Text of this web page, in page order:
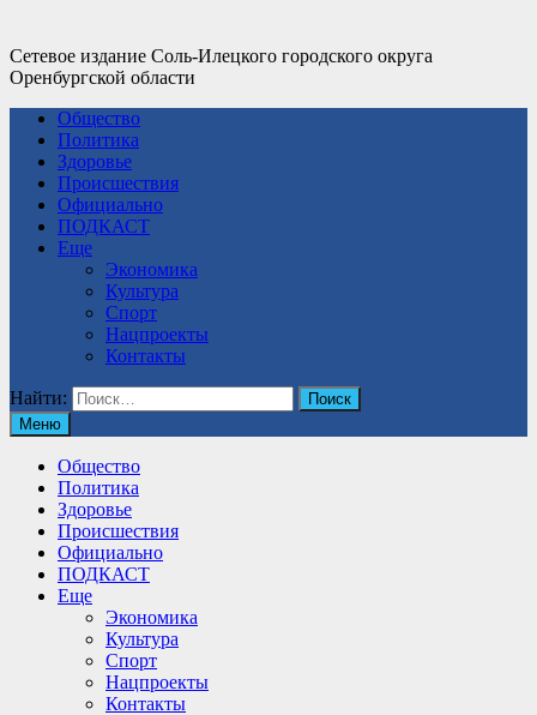
Сетевое издание Соль-Илецкого городского округа
Оренбургской области
Общество
Политика
Здоровье
Происшествия
Официально
ПОДКАСТ
Еще
Экономика
Культура
Спорт
Нацпроекты
Контакты
Найти:
Меню
Общество
Политика
Здоровье
Происшествия
Официально
ПОДКАСТ
Еще
Экономика
Культура
Спорт
Нацпроекты
Контакты